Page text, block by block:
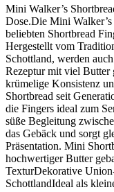
Mini Walker’s
Dose.Die Mini
beliebten Shortbread
Hergestellt vom
Schottland, werden
Rezeptur mit viel Butter
krümelige Konsistenz
Shortbread seit
die Fingers ideal zum
süße Begleitung
das Gebäck und sorgt
Präsentation. Mini
hochwertiger Butter
TexturDekorative
SchottlandIdeal als